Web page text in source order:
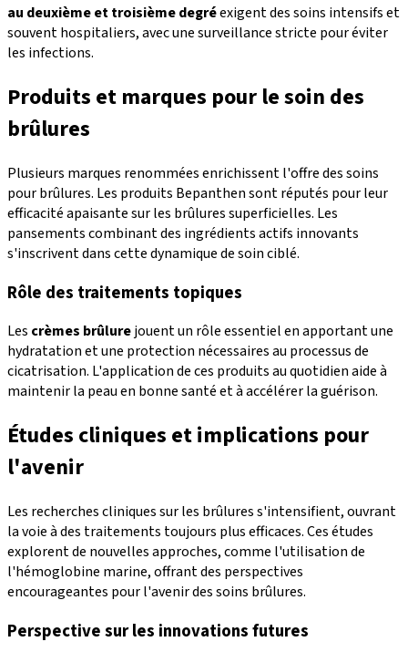
au deuxième et troisième degréexigent des soins intensifs et
souvent hospitaliers, avec une surveillance stricte pour éviter
les infections.
Produits et marques pour le soin des
brûlures
Plusieurs marques renommées enrichissent l'offre des soins
pour brûlures. Les produits Bepanthen sont réputés pour leur
efficacité apaisante sur les brûlures superficielles. Les
pansements combinant des ingrédients actifs innovants
s'inscrivent dans cette dynamique de soin ciblé.
Rôle des traitements topiques
Les crèmes brûlurejouent un rôle essentiel en apportant une
hydratation et une protection nécessaires au processus de
cicatrisation. L'application de ces produits au quotidien aide à
maintenir la peau en bonne santé et à accélérer la guérison.
Études cliniques et implications pour
l'avenir
Les recherches cliniques sur les brûlures s'intensifient, ouvrant
la voie à des traitements toujours plus efficaces. Ces études
explorent de nouvelles approches, comme l'utilisation de
l'hémoglobine marine, offrant des perspectives
encourageantes pour l'avenir des soins brûlures.
Perspective sur les innovations futures